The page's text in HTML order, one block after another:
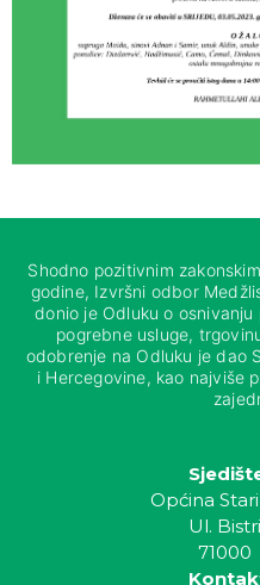
Shodno pozitivnim
godine, Izvršni odbor
donio je Odluku o osnivanju
pogrebne usluge,
odobrenje na Odluku je dao
i Hercegovine, kao najviše
Općina
Ul.
71000